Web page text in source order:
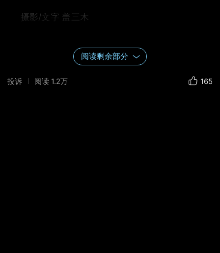
摄影/文字 盖三木
连接湖心岛上的欧特堡木桥
阅读剩余部分
投诉 阅读 1.2万 165